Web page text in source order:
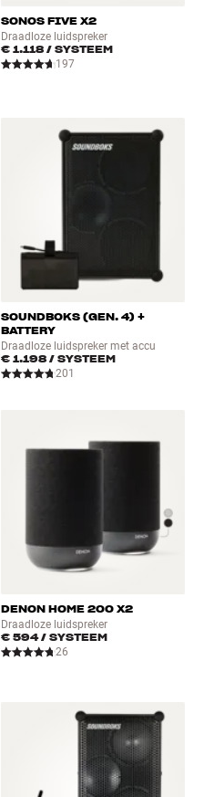
SONOS FIVE X2
Draadloze luidspreker
€ 1.118 / SYSTEEM
197
SOUNDBOKS (GEN. 4) +
BATTERY
Draadloze luidspreker met accu
€ 1.198 / SYSTEEM
201
DENON HOME 200 X2
Draadloze luidspreker
€ 594/ SYSTEEM
26